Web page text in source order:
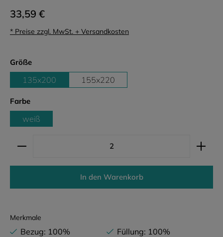
33,59 €
* Preise zzgl. MwSt. + Versandkosten
Größeauswählen
135x200 155x220
Farbeauswählen
weiß
Produkt Anzahl: Gib den gewünschten Wert ein
In den Warenkorb
Merkmale
Bezug: 100%
Füllung: 100%